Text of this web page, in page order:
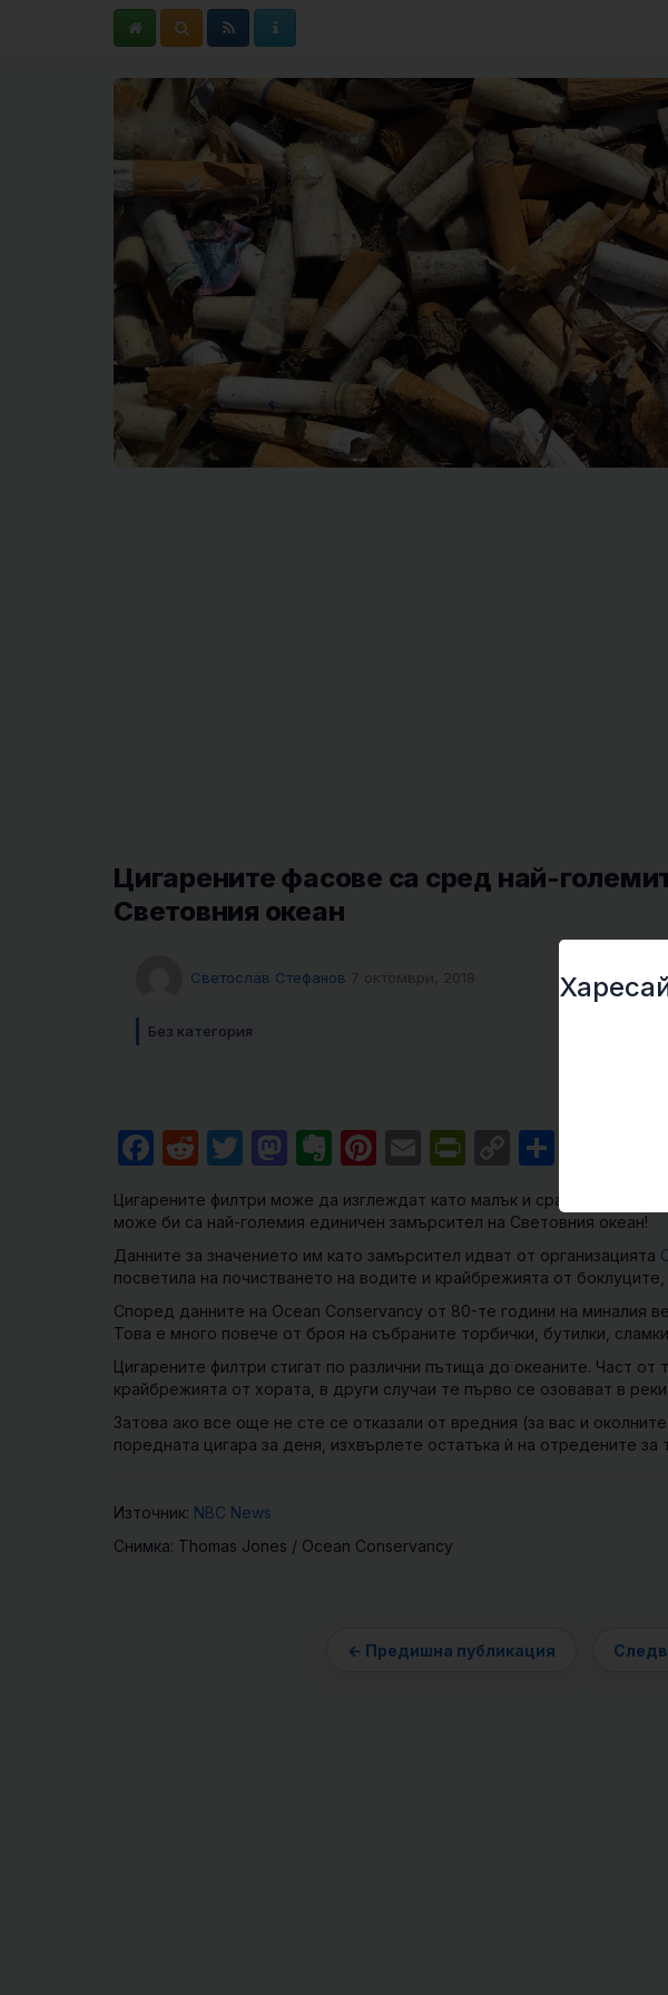
Цигарените фасове са сред най-
Световния океан
Светослав Стефанов 7 октомври, 2018
Без категория
Facebook
RedditTwitter
Mastodon
Evernote
Pinterest
EmailPrintFriendly
Copy
Цигарените филтри може да изглеждат като малък и сравнително
може би са най-големия единичен замърсител на Световния океан!
Данните за значението им като замърсител идват от организацията
посветила на почистването на водите и крайбрежията от
Според данните на Ocean Conservancy от 80-те години на миналия
Това е много повече от броя на събраните торбички, бутилки,
Цигарените филтри стигат по различни пътища до океаните. Част от
крайбрежията от хората, в други случаи те първо се озовават в
Затова ако все още не сте се отказали от вредния (за вас и
поредната цигара за деня, изхвърлете остатъка ѝ на отредените за
Източник: NBC News
Снимка: Thomas Jones / Ocean Conservancy